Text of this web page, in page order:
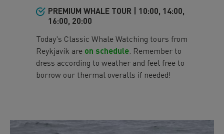
PREMIUM WHALE TOUR | 10:00, 14:00,
16:00, 20:00
Today's Classic Whale Watching tours from
Reykjavík are on schedule. Remember to
dress according to weather and feel free to
borrow our thermal overalls if needed!
Preview
Image